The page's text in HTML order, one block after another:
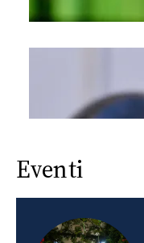
Eventi